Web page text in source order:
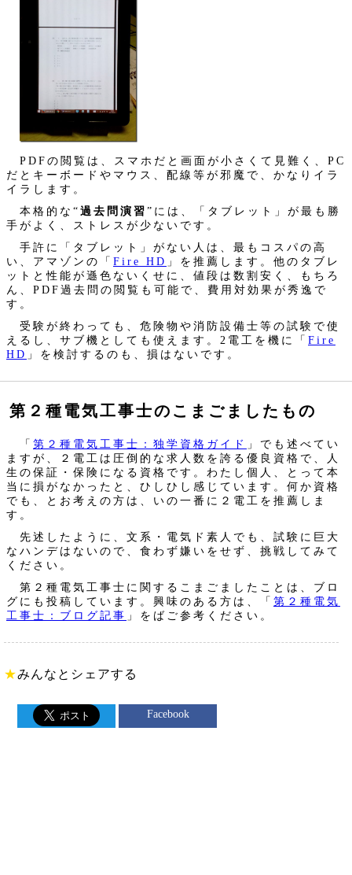
PDFの閲覧は、スマホだと画面が小さくて見難く、PC
だとキーボードやマウス、配線等が邪魔で、かなりイラ
イラします。
本格的な“過去問演習”には、「タブレット」が最も勝
手がよく、ストレスが少ないです。
手許に「タブレット」がない人は、最もコスパの高
い、アマゾンの「 Fire HD 」を推薦します。他のタブレ
ットと性能が遜色ないくせに、値段は数割安く、もちろ
ん、PDF過去問の閲覧も可能で、費用対効果が秀逸で
す。
受験が終わっても、危険物や消防設備士等の試験で使
えるし、サブ機としても使えます。2電工を機に「 Fire
HD 」を検討するのも、損はないです。
第２種電気工事士のこまごましたもの
「 第２種電気工事士：独学資格ガイド
」でも述べてい
ますが、２電工は圧倒的な求人数を誇る優良資格で、人
生の保証・保険になる資格です。わたし個人、とって本
当に損がなかったと、ひしひし感じています。何か資格
でも、とお考えの方は、いの一番に２電工を推薦しま
す。
先述したように、文系・電気ド素人でも、試験に巨大
なハンデはないので、食わず嫌いをせず、挑戦してみて
ください。
第２種電気工事士に関するこまごましたことは、ブロ
グにも投稿しています。興味のある方は、「 第２種電気
工事士：ブログ記事 」をばご参考ください。
★みんなとシェアする
Facebook